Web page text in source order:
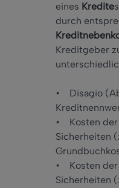
eines Kredite
durch
Kreditgeber
• Disagio
• Kosten der
Sicherheiten
• Kosten der
Sicherheiten